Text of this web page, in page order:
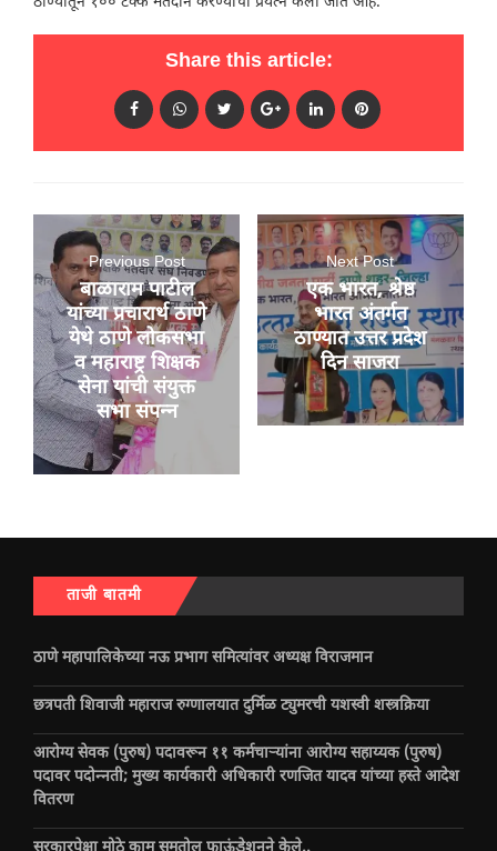
Share this article:
Previous Post
बाळाराम पाटील
यांच्या प्रचारार्थ ठाणे
येथे ठाणे लोकसभा
व महाराष्ट्र शिक्षक
सेना यांची संयुक्त
सभा संपन्न
Next Post
एक भारत, श्रेष्ठ
भारत अंतर्गत
ठाण्यात उत्तर प्रदेश
दिन साजरा
ताजी बातमी
ठाणे महापालिकेच्या नऊ प्रभाग समित्यांवर अध्यक्ष विराजमान
छत्रपती शिवाजी महाराज रुग्णालयात दुर्मिळ ट्युमरची यशस्वी शस्त्रक्रिया
आरोग्य सेवक (पुरुष) पदावरून ११ कर्मचाऱ्यांना आरोग्य सहाय्यक (पुरुष)
पदावर पदोन्नती; मुख्य कार्यकारी अधिकारी रणजित यादव यांच्या हस्ते आदेश
वितरण